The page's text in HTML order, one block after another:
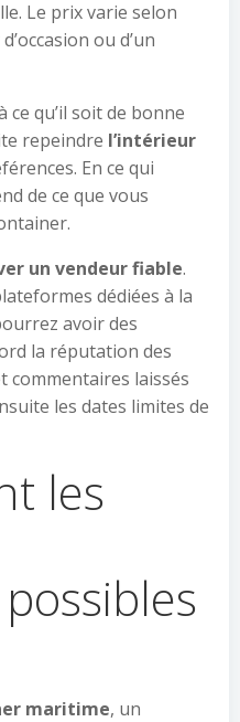
Le prix varie selon
ou d’un
ce qu’il soit de bonne
repeindre l’intérieur
En ce qui
de ce que vous
un vendeur fiable.
dédiées à la
avoir des
la réputation des
commentaires laissés
les dates limites de
les
maritime, un